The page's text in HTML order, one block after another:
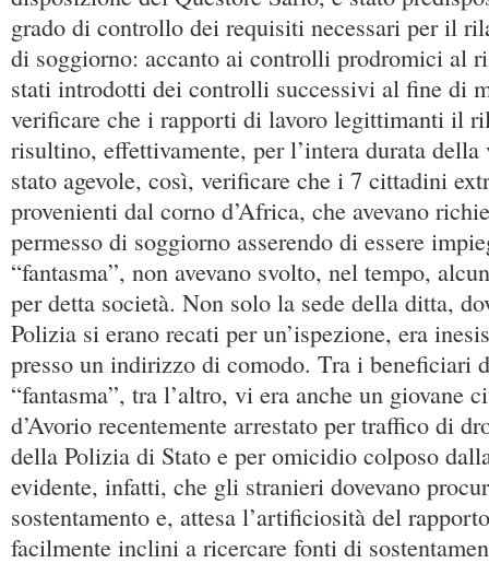
grado di controllo dei requisiti necessari per il
di soggiorno: accanto ai controlli prodromici al
stati introdotti dei controlli successivi al fine di
verificare che i rapporti di lavoro legittimanti il
risultino, effettivamente, per l’intera durata
stato agevole, così, verificare che i 7 cittadini
provenienti dal corno d’Africa, che avevano
permesso di soggiorno asserendo di essere
“fantasma”, non avevano svolto, nel tempo,
per detta società. Non solo la sede della ditta,
Polizia si erano recati per un’ispezione, era
presso un indirizzo di comodo. Tra i beneficiari
“fantasma”, tra l’altro, vi era anche un giovane
d’Avorio recentemente arrestato per traffico di
della Polizia di Stato e per omicidio colposo
evidente, infatti, che gli stranieri dovevano
sostentamento e, attesa l’artificiosità del
facilmente inclini a ricercare fonti di